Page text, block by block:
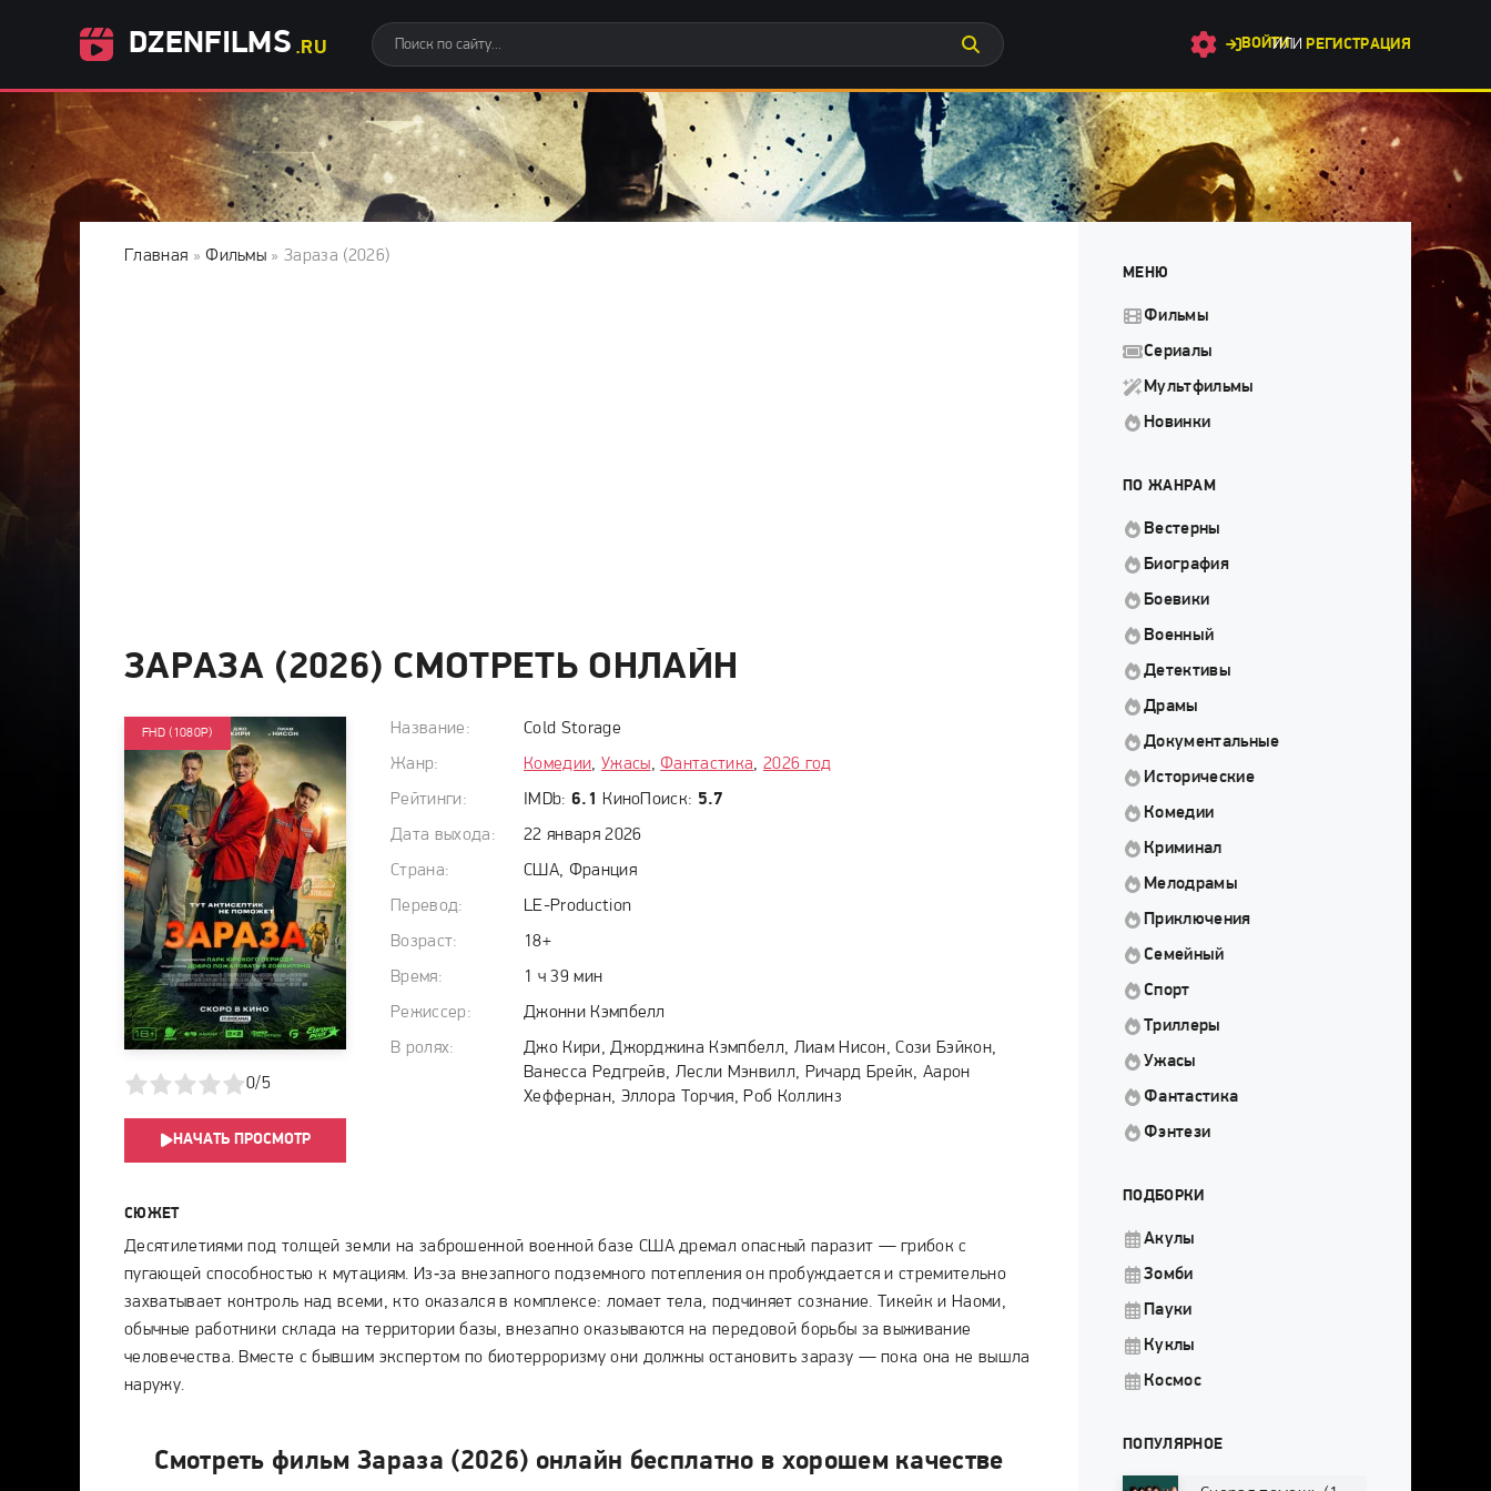
DZENFILMS .RU ВОЙТИ
ИЛИ РЕГИСТРАЦИЯ
Главная » Фильмы » Зараза (2026)
ЗАРАЗА (2026) СМОТРЕТЬ ОНЛАЙН
Название:
Cold Storage
Жанр:
Комедии, Ужасы, Фантастика, 2026 год
Рейтинги:
IMDb: 6.1 КиноПоиск: 5.7
Дата выхода:
22 января 2026
Страна:
США, Франция
Перевод:
LE-Production
Возраст:
18+
Время:
1 ч 39 мин
Режиссер:
Джонни Кэмпбелл
В ролях:
Джо Кири, Джорджина Кэмпбелл, Лиам Нисон, Сози Бэйкон,
Ванесса Редгрейв, Лесли Мэнвилл, Ричард Брейк, Аарон
Хеффернан, Эллора Торчия, Роб Коллинз
FHD (1080P)
0/5
НАЧАТЬ ПРОСМОТР
СЮЖЕТ
Десятилетиями под толщей земли на заброшенной военной базе США дремал опасный паразит — грибок с
пугающей способностью к мутациям. Из‑за внезапного подземного потепления он пробуждается и стремительно
захватывает контроль над всеми, кто оказался в комплексе: ломает тела, подчиняет сознание. Тикейк и Наоми,
обычные работники склада на территории базы, внезапно оказываются на передовой борьбы за выживание
человечества. Вместе с бывшим экспертом по биотерроризму они должны остановить заразу — пока она не вышла
наружу.
Смотреть фильм Зараза (2026) онлайн бесплатно в хорошем качестве
МЕНЮ
Фильмы
Сериалы
Мультфильмы
Новинки
ПО ЖАНРАМ
Вестерны
Биография
Боевики
Военный
Детективы
Драмы
Документальные
Исторические
Комедии
Криминал
Мелодрамы
Приключения
Семейный
Спорт
Триллеры
Ужасы
Фантастика
Фэнтези
ПОДБОРКИ
Акулы
Зомби
Пауки
Куклы
Космос
ПОПУЛЯРНОЕ